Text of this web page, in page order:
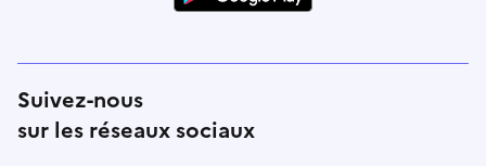
Suivez-nous
sur les réseaux sociaux